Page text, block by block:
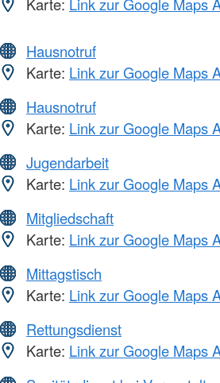
Karte: Link zur Google Maps
Hausnotruf
Karte: Link zur Google Maps
Hausnotruf
Karte: Link zur Google Maps
Jugendarbeit
Karte: Link zur Google Maps
Mitgliedschaft
Karte: Link zur Google Maps
Mittagstisch
Karte: Link zur Google Maps
Rettungsdienst
Karte: Link zur Google Maps